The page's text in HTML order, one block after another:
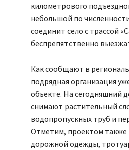
километрового
небольшой по
соединит село с трассой
беспрепятственно
Как сообщают в
подрядная организация
объекте. На сегодняшний
снимают растительный
водопропускных труб и
Отметим, проектом также
дорожной одежды,